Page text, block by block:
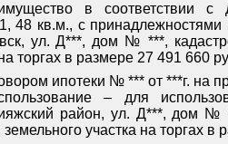
в соответствии
48 кв.м., с
ул. Д***, дом № ***,
торгах в размере 27 491 660
ипотеки № *** от ***г. на
– для
район, ул. Д***, дом
участка на торгах в